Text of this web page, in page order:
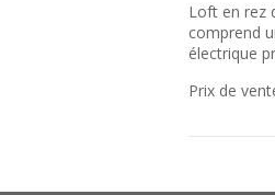
Loft en rez
comprend
électrique
Prix de